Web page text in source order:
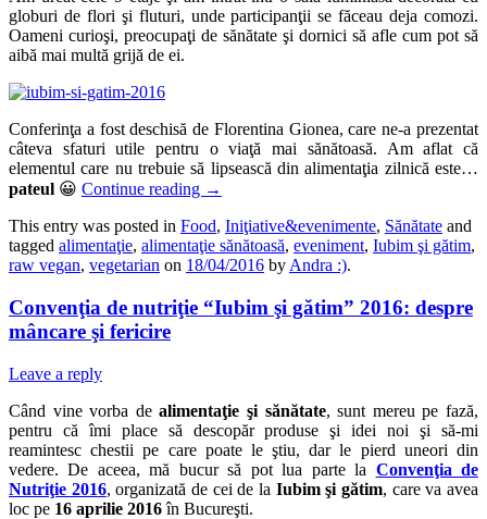
globuri de flori şi fluturi, unde participanţii se făceau deja comozi.
Oameni curioşi, preocupaţi de sănătate şi dornici să afle cum pot să
aibă mai multă grijă de ei.
Conferinţa a fost deschisă de Florentina Gionea, care ne-a prezentat
câteva sfaturi utile pentru o viaţă mai sănătoasă. Am aflat că
elementul care nu trebuie să lipsească din alimentaţia zilnică este…
pateul 😀 Continue reading →
This entry was posted in Food, Iniţiative&evenimente, Sănătate and
tagged alimentaţie, alimentaţie sănătoasă, eveniment, Iubim şi gătim,
raw vegan, vegetarian on 18/04/2016 by Andra :).
Convenţia de nutriţie “Iubim şi gătim” 2016: despre
mâncare şi fericire
Leave a reply
Când vine vorba dealimentaţie şi sănătate, sunt mereu pe fază,
pentru că îmi place să descopăr produse şi idei noi şi să-mi
reamintesc chestii pe care poate le ştiu, dar le pierd uneori din
vedere. De aceea, mă bucur să pot lua parte la Convenţia de
Nutriţie 2016, organizată de cei de la Iubim şi gătim, care va avea
loc pe 16 aprilie 2016în Bucureşti.